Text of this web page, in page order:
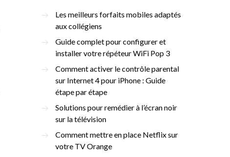
Les meilleurs forfaits mobiles adaptés
aux collégiens
Guide complet pour configurer et
installer votre répéteur WiFi Pop 3
Comment activer le contrôle parental
sur Internet 4 pour iPhone : Guide
étape par étape
Solutions pour remédier à l’écran noir
sur la télévision
Comment mettre en place Netflix sur
votre TV Orange